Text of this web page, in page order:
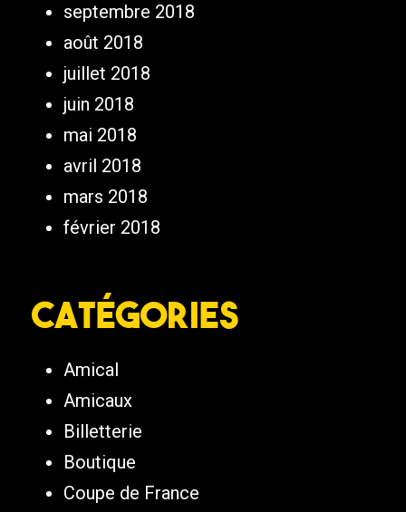
septembre 2018
août 2018
juillet 2018
juin 2018
mai 2018
avril 2018
mars 2018
février 2018
Catégories
Amical
Amicaux
Billetterie
Boutique
Coupe de France